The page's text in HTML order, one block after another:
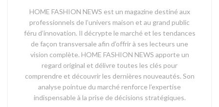
HOME FASHION NEWS est un magazine destiné aux
professionnels de l’univers maison et au grand public
féru d’innovation. Il décrypte le marché et les tendances
de façon transversale afin d’offrir à ses lecteurs une
vision complète. HOME FASHION NEWS apporte un
regard original et délivre toutes les clés pour
comprendre et découvrir les dernières nouveautés. Son
analyse pointue du marché renforce l’expertise
indispensable à la prise de décisions stratégiques.